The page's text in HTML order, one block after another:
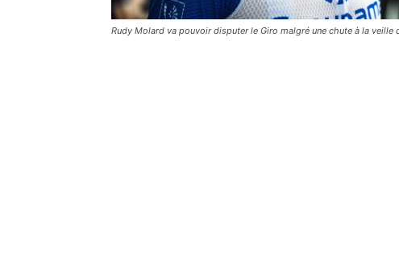
Rudy Molard va pouvoir disputer le Giro malgré une chute à la veille